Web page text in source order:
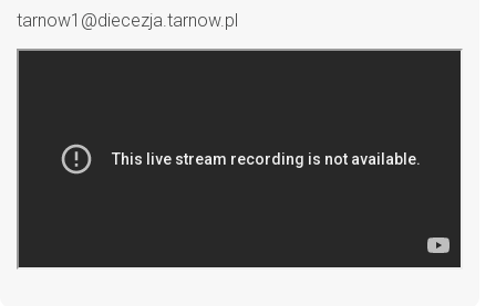
tarnow1@diecezja.tarnow.pl